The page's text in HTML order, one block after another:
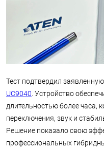
Тест подтвердил
UC9040. Устройство
длительностью более часа,
переключения, звук и
Решение показало свою
профессиональных